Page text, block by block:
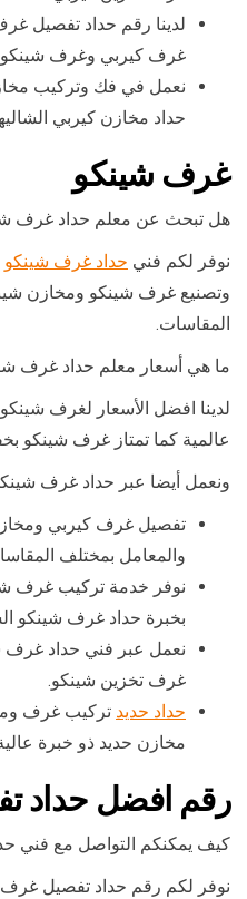
لدينا رقم حداد تفصيل
غرف كيربي وغرف
نعمل في فك وتركيب
حداد مخازن كيربي
غرف شينكو
هل تبحث عن معلم حداد غرف
نوفر لكم فني حداد غرف شينكو
وتصنيع غرف شينكو ومخازن
المقاسات.
ما هي أسعار معلم حداد غرف
لدينا افضل الأسعار لغرف
عالمية كما تمتاز غرف شينكو
ونعمل أيضا عبر حداد غرف
تفصيل غرف كيربي
والمعامل بمختلف
نوفر خدمة تركيب غرف
بخبرة حداد غرف شينكو
نعمل عبر فني حداد غرف
غرف تخزين شينكو.
حداد حديد تركيب غرف
مخازن حديد ذو خبرة
رقم افضل حداد
كيف يمكنكم التواصل مع فني
نوفر لكم رقم حداد تفصيل غرف